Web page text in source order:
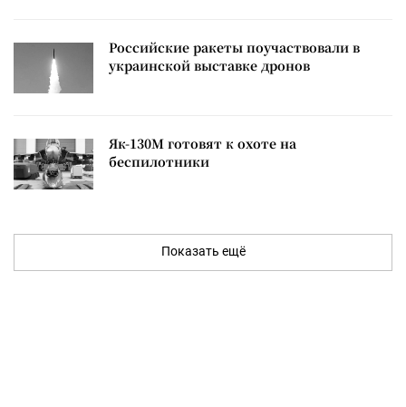
Российские ракеты поучаствовали в
украинской выставке дронов
Як-130М готовят к охоте на
беспилотники
Показать ещё